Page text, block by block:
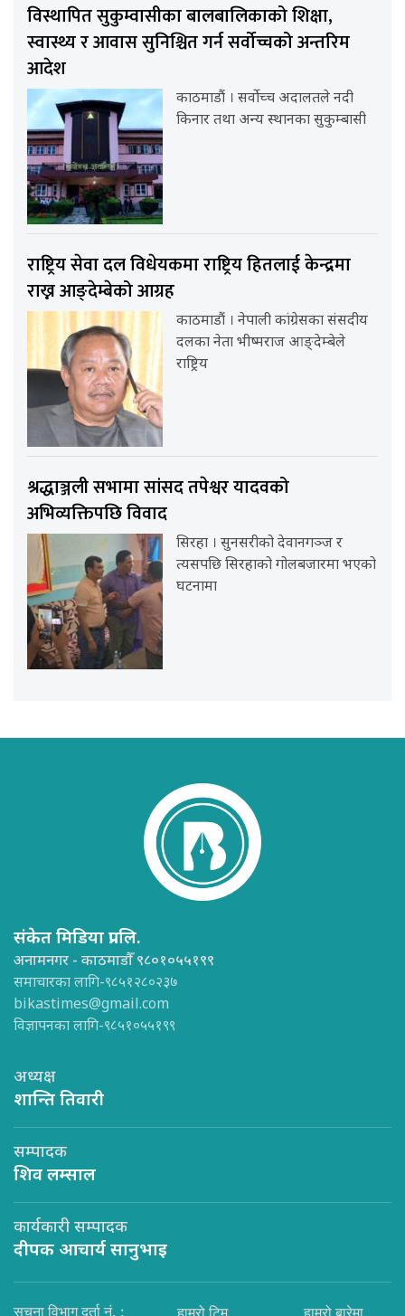
विस्थापित सुकुम्वासीका बालबालिकाको शिक्षा,
स्वास्थ्य र आवास सुनिश्चित गर्न सर्वोच्चको अन्तरिम
आदेश
काठमाडौं । सर्वोच्च अदालतले नदी
किनार तथा अन्य स्थानका सुकुम्बासी
राष्ट्रिय सेवा दल विधेयकमा राष्ट्रिय हितलाई केन्द्रमा
राख्न आङ्देम्बेको आग्रह
काठमाडौं । नेपाली कांग्रेसका संसदीय
दलका नेता भीष्मराज आङ्देम्बेले
राष्ट्रिय
श्रद्धाञ्जली सभामा सांसद तपेश्वर यादवको
अभिव्यक्तिपछि विवाद
सिरहा । सुनसरीको देवानगञ्ज र
त्यसपछि सिरहाको गोलबजारमा भएको
घटनामा
संकेत मिडिया प्रा.लि.
अनामनगर - काठमाडौँ ९८०१०५५१९९
समाचारका लागि-९८५१२८०२३७
bikastimes@gmail.com
विज्ञापनका लागि-९८५१०५५१९९
अध्यक्ष
शान्ति तिवारी
सम्पादक
शिव लम्साल
कार्यकारी सम्पादक
दीपक आचार्य सानुभाइ
सूचना विभाग दर्ता नं. : हाम्रो टिम हाम्रो बारेमा